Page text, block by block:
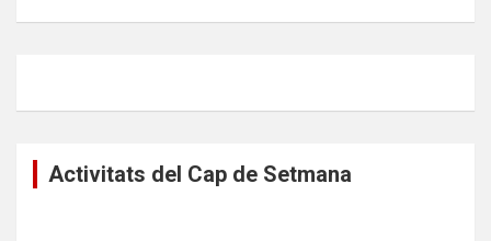
Activitats del Cap de Setmana